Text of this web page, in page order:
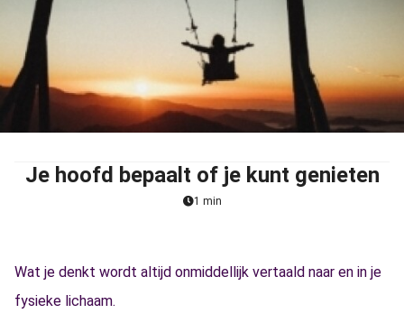
Je hoofd bepaalt of je kunt genieten
1 min
Wat je denkt wordt altijd onmiddellijk vertaald naar en in je
fysieke lichaam.